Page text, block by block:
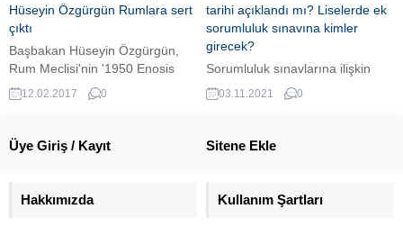
Hüseyin Özgürgün Rumlara sert
çıktı
Başbakan Hüseyin Özgürgün,
Rum Meclisi'nin '1950 Enosis
referandumu'nu kutlama
kararına tepki gösterdi ve yeni
diye sordu.
12.02.2017 0
tarihi açıklandı mı? Liselerde ek
sorumluluk sınavına kimler
girecek?
Sorumluluk sınavlarına ilişkin
Milli Eğitim Bakanlığı (MEB)
tarafından açıklama yapıldı.
üniversitelere yerleştirilen
sorumluluk sınavının
03.11.2021 0
Üye Giriş / Kayıt Sitene Ekle
Hakkımızda Kullanım Şartları